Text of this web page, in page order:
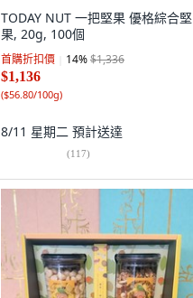
TODAY NUT 一把堅果 優格綜合堅
果, 20g, 100個
首購折扣價 14%$1,336
$1,136
($56.80/100g)
8/11 星期二 預計送達
(117)